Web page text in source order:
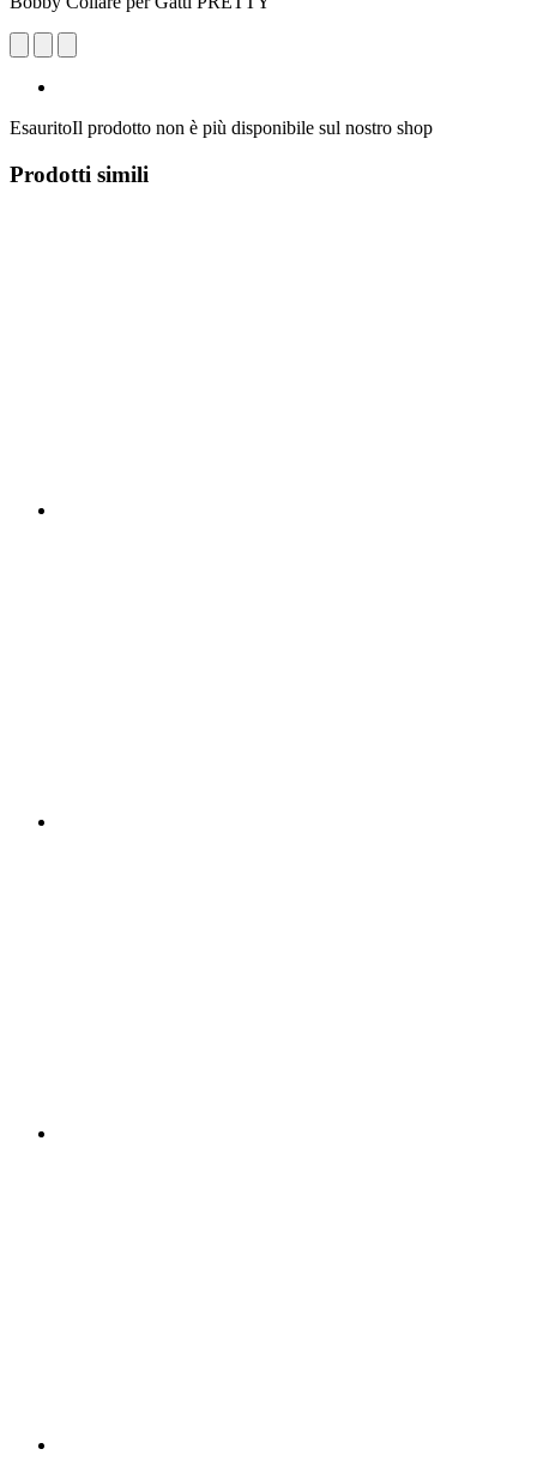
EsauritoIl prodotto non è più disponibile sul nostro shop
Prodotti simili